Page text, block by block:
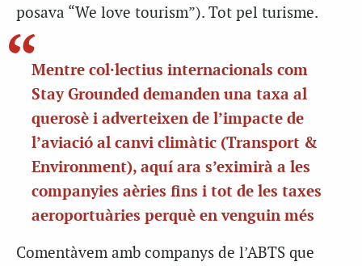
posava “We love tourism”). Tot pel turisme.
Mentre col·lectius internacionals com
Stay Grounded demanden una taxa al
querosè i adverteixen de l’impacte de
l’aviació al canvi climàtic (Transport &
Environment), aquí ara s’eximirà a les
companyies aèries fins i tot de les taxes
aeroportuàries perquè en venguin més
Comentàvem amb companys de l’ABTS que